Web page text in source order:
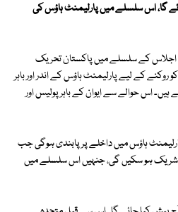
پیش کیا جائے گا، اس سلسلے میں پارلیمنٹ ہاؤس کی
اجلاس کے سلسلے میں پاکستان تحریک
کے لیے پارلیمنٹ ہاؤس کے اندر اور باہر
اس حوالے سے ایوان کے باہر پولیس اور
ہاؤس میں داخلے پر پابندی ہوگی جب
ہو سکیں گی، جنہیں اس سلسلے میں